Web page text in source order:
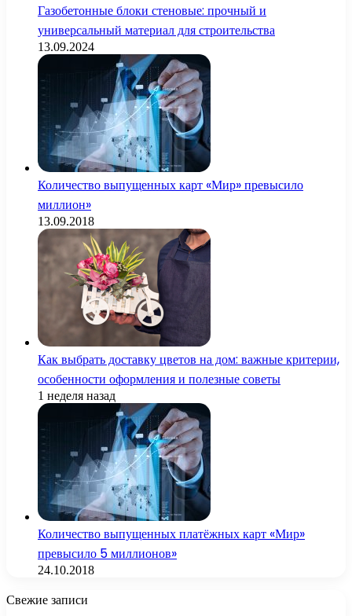
Газобетонные блоки стеновые: прочный и
универсальный материал для строительства
13.09.2024
Количество выпущенных карт «Мир» превысило
миллион»
13.09.2018
Как выбрать доставку цветов на дом: важные критерии,
особенности оформления и полезные советы
1 неделя назад
Количество выпущенных платёжных карт «Мир»
превысило 5 миллионов»
24.10.2018
Свежие записи